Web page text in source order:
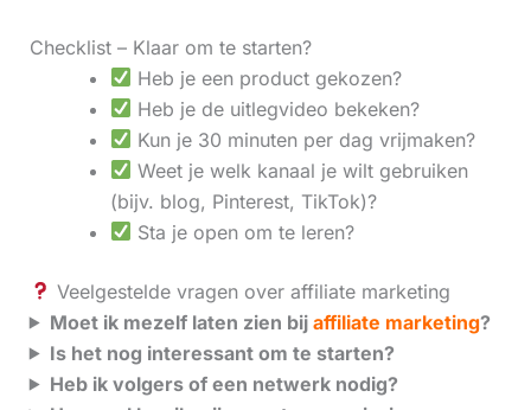
Checklist – Klaar om te starten?
Heb je een product gekozen?
Heb je de uitlegvideo bekeken?
Kun je 30 minuten per dag vrijmaken?
Weet je welk kanaal je wilt gebruiken
(bijv. blog, Pinterest, TikTok)?
Sta je open om te leren?
Veelgestelde vragen over affiliate marketing
Moet ik mezelf laten zien bij affiliate marketing?
Is het nog interessant om te starten?
Heb ik volgers of een netwerk nodig?